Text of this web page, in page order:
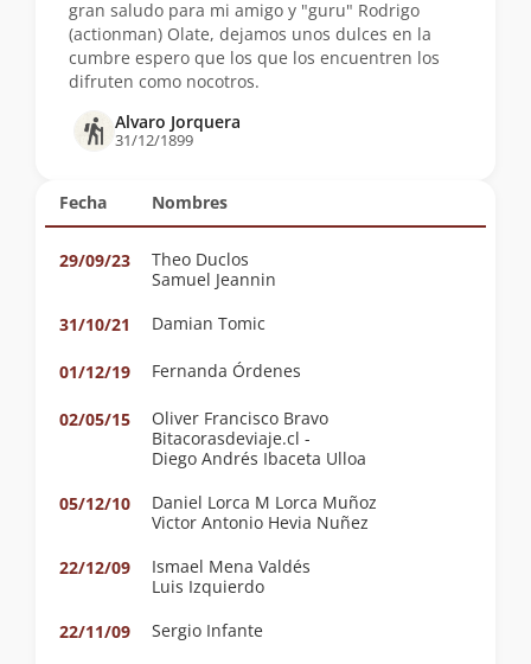
Fecha Nombres
29/09/23
Theo Duclos
Samuel Jeannin
31/10/21
Damian Tomic
01/12/19 Fernanda Órdenes
02/05/15
Oliver Francisco Bravo
Bitacorasdeviaje.cl -
Diego Andrés Ibaceta Ulloa
05/12/10
Daniel Lorca M Lorca Muñoz
Victor Antonio Hevia Nuñez
22/12/09
Ismael Mena Valdés
Luis Izquierdo
22/11/09
Sergio Infante
gran saludo para mi amigo y "guru" Rodrigo
(actionman) Olate, dejamos unos dulces en la
cumbre espero que los que los encuentren los
difruten como nocotros.
Alvaro Jorquera
31/12/1899